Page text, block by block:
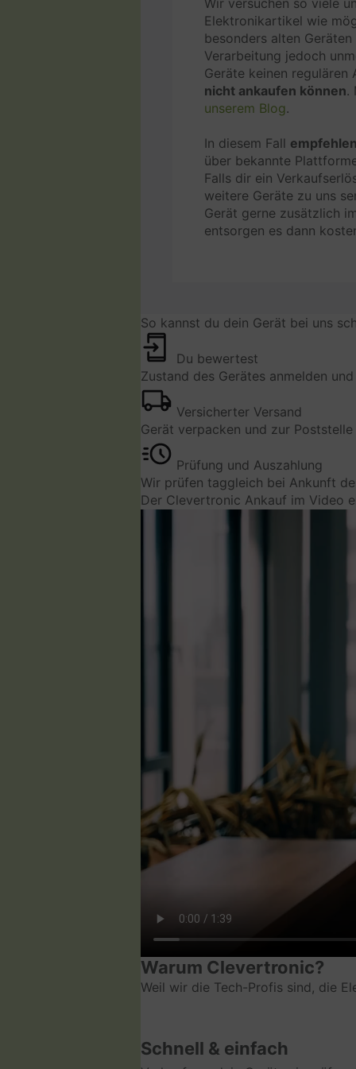
Wir versuchen so viele
Elektronikartikel wie
besonders alten
Verarbeitung jedoch
Geräte keinen regulären
nicht ankaufen können.
unserem Blog.
In diesem Fall
über bekannte
Falls dir ein
weitere Geräte zu uns
Gerät gerne zusätzlich
entsorgen es dann
So kannst du dein Gerät bei uns
Du bewertest
Zustand des Gerätes anmelden
Versicherter Versand
Gerät verpacken und zur
Prüfung und Auszahlung
Wir prüfen taggleich bei Ankunft
Der Clevertronic Ankauf im Video
Warum Clevertronic?
Weil wir die Tech-Profis sind, die
Schnell & einfach